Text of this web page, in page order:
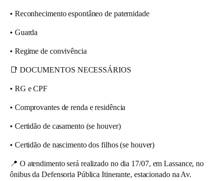
• Reconhecimento espontâneo de paternidade
• Guarda
• Regime de convivência
📑 DOCUMENTOS NECESSÁRIOS
• RG e CPF
• Comprovantes de renda e residência
• Certidão de casamento (se houver)
• Certidão de nascimento dos filhos (se houver)
📍 O atendimento será realizado no dia 17/07, em Lassance, no
ônibus da Defensoria Pública Itinerante, estacionado na Av.